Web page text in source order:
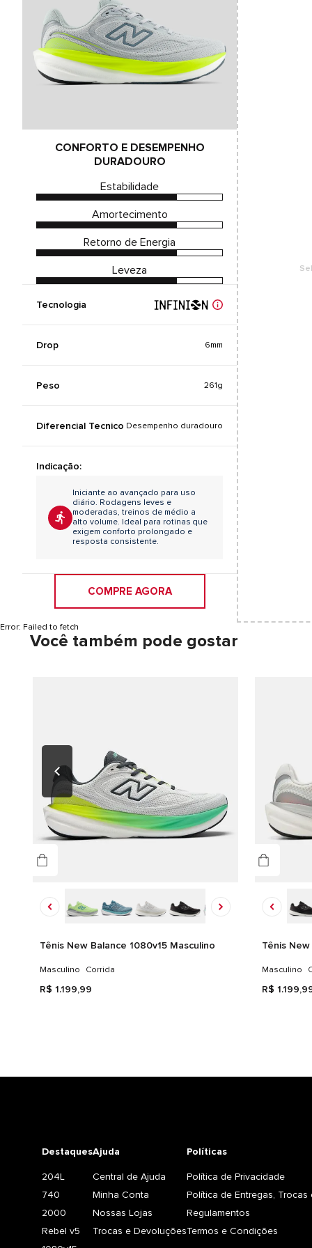
CONFORTO E DESEMPENHO
DURADOURO
Estabilidade
Amortecimento
Retorno de Energia
Leveza
Tecnologia
Drop 6mm
Peso 261g
Diferencial Tecnico Desempenho duradouro
Indicação:
Iniciante ao avançado para uso
diário. Rodagens leves e
moderadas, treinos de médio a
alto volume. Ideal para rotinas que
exigem conforto prolongado e
resposta consistente.
COMPRE AGORA
Error: Failed to fetch
Você também pode gostar
Tênis New Balance 1080v15 Masculino
Masculino Corrida
R$ 1.199,99
Tênis
Masculino
R$ 1.199,
Destaques
204L
740
2000
Rebel v5
Ajuda
Central de Ajuda
Minha Conta
Nossas Lojas
Trocas e Devoluções
Políticas
Política de Privacidade
Política de Entregas,
Regulamentos
Termos e Condições